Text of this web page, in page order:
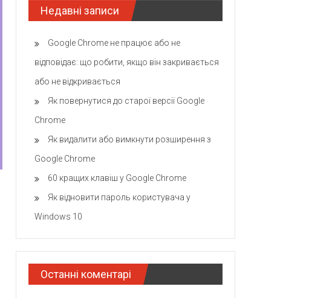
Недавні записи
Google Chrome не працює або не
відповідає: що робити, якщо він закривається
або не відкривається
Як повернутися до старої версії Google
Chrome
Як видалити або вимкнути розширення з
Google Chrome
60 кращих клавіш у Google Chrome
Як відновити пароль користувача у
Windows 10
Останні коментарі